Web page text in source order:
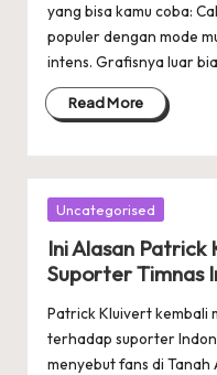
yang bisa kamu coba:
populer dengan mode
intens. Grafisnya luar
Read More
Posted
Uncategorised
Ini Alasan
Suporter Timnas
Patrick Kluivert kembali
terhadap suporter
menyebut fans di